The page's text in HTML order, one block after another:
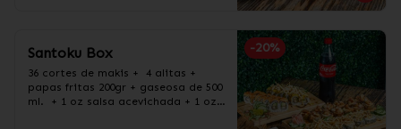
-20%
Santoku Box
36 cortes de makis +  4 alitas +
papas fritas 200gr + gaseosa de 500
ml.  + 1 oz salsa acevichada + 1 oz